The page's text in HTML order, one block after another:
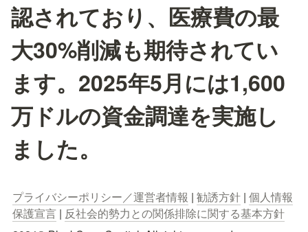
認されており、医療費の最
大30%削減も期待されてい
ます。2025年5月には1,600
万ドルの資金調達を実施し
ました。
プライバシーポリシー／運営者情報 | 勧誘方針 | 個人情報
保護宣言 | 反社会的勢力との関係排除に関する基本方針